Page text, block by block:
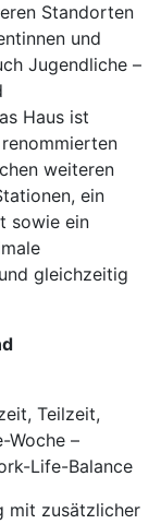
Standorten
und
Jugendliche –
Haus ist
weiteren
ein
sowie ein
gleichzeitig
Teilzeit,
Woche –
Life-Balance
mit zusätzlicher